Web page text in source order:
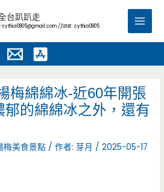
台趴趴走
cythia0805@gmail.com //LINE: cythia0805
Main
梅綿綿冰-近60年開張
郁的綿綿冰之外，還有
梅美食景點 / 作者:芽月 /2025-05-17